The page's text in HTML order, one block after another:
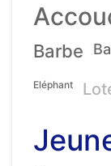
Barbe
Eléphant